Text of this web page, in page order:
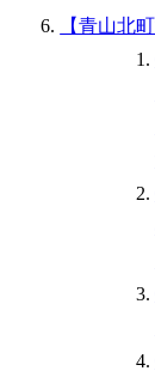
【青山北